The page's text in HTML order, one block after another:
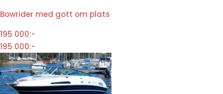
Bowrider med gott om plats
195 000:-
195 000:-